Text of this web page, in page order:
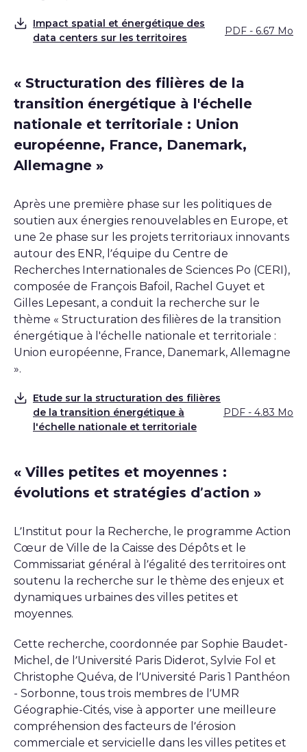
Télécharger
Impact spatial et énergétique des
data centers sur les territoires
PDF - 6.67 Mo
« Structuration des filières de la
transition énergétique à l'échelle
nationale et territoriale : Union
européenne, France, Danemark,
Allemagne »
Après une première phase sur les politiques de
soutien aux énergies renouvelables en Europe, et
une 2e phase sur les projets territoriaux innovants
autour des ENR, l’équipe du Centre de
Recherches Internationales de Sciences Po (CERI),
composée de François Bafoil, Rachel Guyet et
Gilles Lepesant, a conduit la recherche sur le
thème « Structuration des filières de la transition
énergétique à l'échelle nationale et territoriale :
Union européenne, France, Danemark, Allemagne
».
Télécharger
Etude sur la structuration des filières
de la transition énergétique à
l'échelle nationale et territoriale
PDF - 4.83 Mo
« Villes petites et moyennes :
évolutions et stratégies d’action »
L’Institut pour la Recherche, le programme Action
Cœur de Ville de la Caisse des Dépôts et le
Commissariat général à l’égalité des territoires ont
soutenu la recherche sur le thème des enjeux et
dynamiques urbaines des villes petites et
moyennes.
Cette recherche, coordonnée par Sophie Baudet-
Michel, de l’Université Paris Diderot, Sylvie Fol et
Christophe Quéva, de l’Université Paris 1 Panthéon
- Sorbonne, tous trois membres de l’UMR
Géographie-Cités, vise à apporter une meilleure
compréhension des facteurs de l’érosion
commerciale et servicielle dans les villes petites et